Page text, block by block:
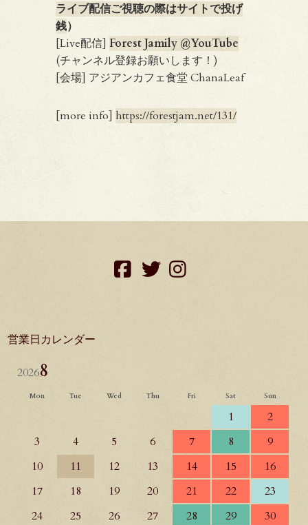
ライブ配信ご視聴の際はサイトで投げ
銭）
[Live配信] Forest Jamily @YouTube
(チャンネル登録お願いします！)
[会場] アジアンカフェ食堂 ChanaLeaf
[more info] https://forestjam.net/131/
営業日カレンダー
20268
Mon Tue Wed Thu Fri Sat Sun
1
2
3
4 5 6 7 8
9
10
11 12 13 14 15
16
17
18 19 20 21 22
23
24
25 26 27 28 29
30